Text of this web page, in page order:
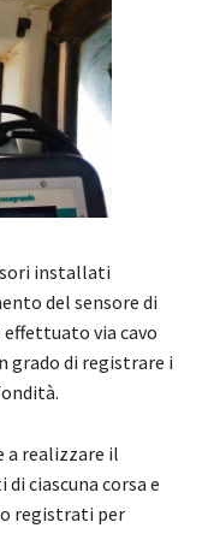
installati
del sensore di
via cavo
grado di registrare i
a realizzare il
ciascuna corsa e
registrati per